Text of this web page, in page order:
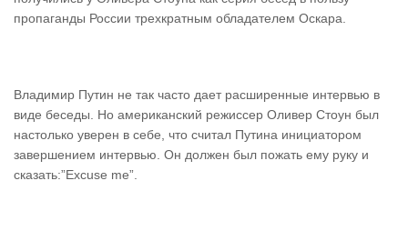
пропаганды России трехкратным обладателем Оскара.
Владимир Путин не так часто дает расширенные интервью в
виде беседы. Но американский режиссер Оливер Стоун был
настолько уверен в себе, что считал Путина инициатором
завершением интервью. Он должен был пожать ему руку и
сказать:”Excuse me”.